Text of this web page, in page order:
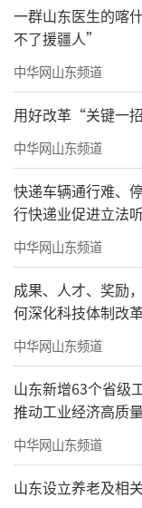
律师：股
徐峥虽没
任TST公司旗
人，据悉该酒
资料显示，他
在陶虹微博中
息。
一群山东医生的喀
不了援疆人”
中华网山东频道
用好改革“关键一
中华网山东频道
快递车辆通行难、
行快递业促进立法
中华网山东频道
成果、人才、奖励
何深化科技体制改
中华网山东频道
山东新增63个省级
推动工业经济高质
中华网山东频道
山东设立养老及相